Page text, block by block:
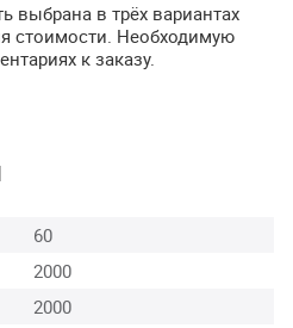
выбрана в трёх вариантах
стоимости. Необходимую
к заказу.
60
2000
2000